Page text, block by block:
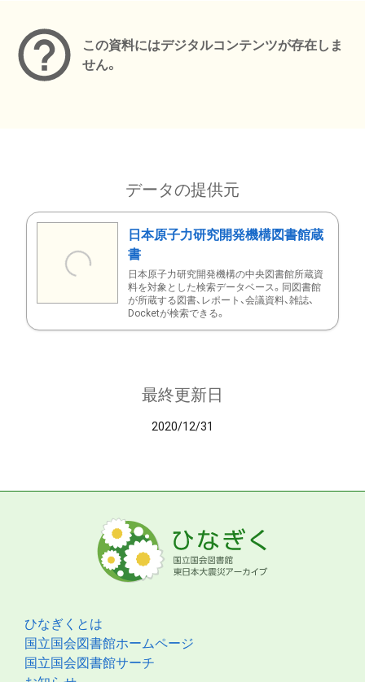
この資料にはデジタルコンテンツが存在しま
せん。
データの提供元
日本原子力研究開発機構図書館蔵
書
日本原子力研究開発機構の中央図書館所蔵資
料を対象とした検索データベース。同図書館
が所蔵する図書、レポート、会議資料、雑誌、
Docketが検索できる。
最終更新日
2020/12/31
ひなぎくとは
国立国会図書館ホームページ
国立国会図書館サーチ